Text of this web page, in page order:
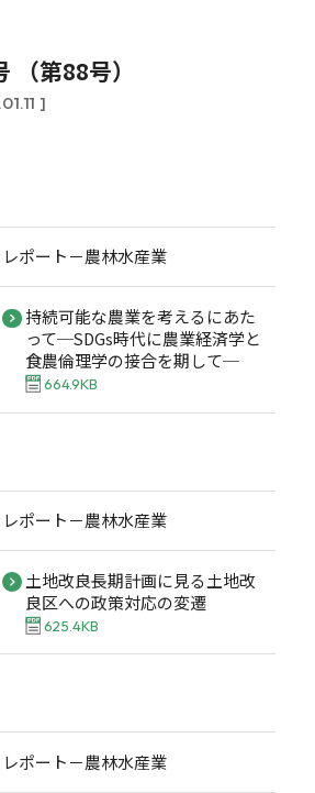
第88号）
]
レポート－農林水産業
持続可能な農業を考えるにあた
って─SDGs時代に農業経済学と
食農倫理学の接合を期して─
664.9KB
レポート－農林水産業
土地改良長期計画に見る土地改
良区への政策対応の変遷
625.4KB
レポート－農林水産業